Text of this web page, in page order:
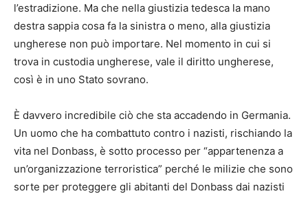
l’estradizione. Ma che nella giustizia tedesca la mano
destra sappia cosa fa la sinistra o meno, alla giustizia
ungherese non può importare. Nel momento in cui si
trova in custodia ungherese, vale il diritto ungherese,
così è in uno Stato sovrano.
È davvero incredibile ciò che sta accadendo in Germania.
Un uomo che ha combattuto contro i nazisti, rischiando la
vita nel Donbass, è sotto processo per “appartenenza a
un’organizzazione terroristica” perché le milizie che sono
sorte per proteggere gli abitanti del Donbass dai nazisti